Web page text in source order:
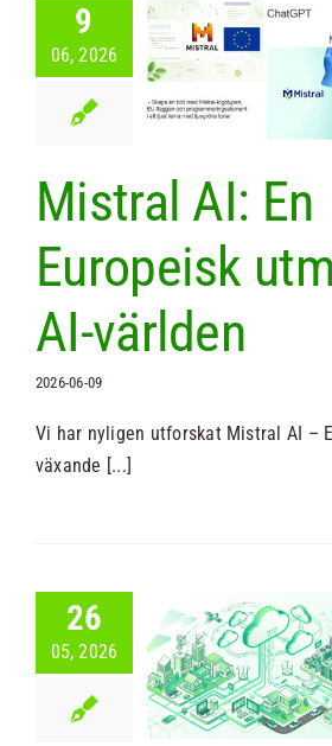
9
06, 2026
AI: En
i AI-
Mistral AI: En
Europeisk
AI-världen
2026-06-09
Vi har nyligen utforskat Mistral AI –
växande [...]
26
05, 2026
tips kring
och